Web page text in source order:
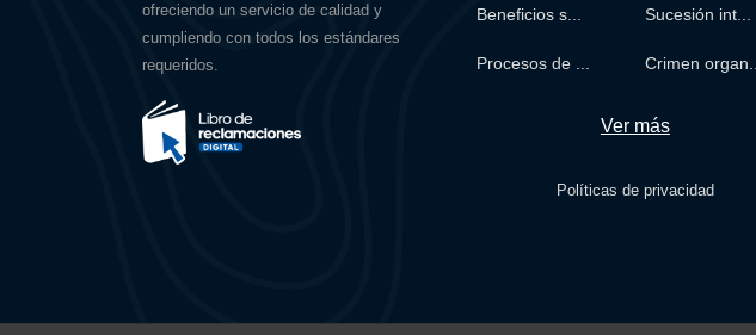
ofreciendo un servicio de calidad y
cumpliendo con todos los estándares
requeridos.
Beneficios s... Sucesión int...
Procesos de ... Crimen organ...
Ver más
Políticas de privacidad